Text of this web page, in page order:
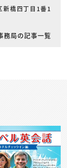
新橋四丁目1番1
務局の記事一覧